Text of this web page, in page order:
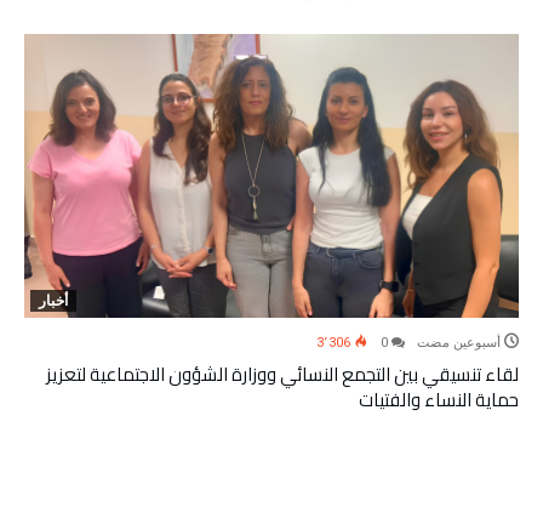
أخبار
‫‫‫‏‫أسبوعين مضت‬ 3٬306
لقاء تنسيقي بين التجمع النسائي ووزارة الشؤون الاجتماعية لتعزيز
حماية النساء والفتيات